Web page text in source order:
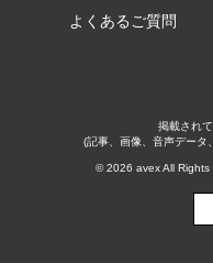
よくあるご質問
掲載され
(記事、画像、音声データ
© 2026 avex All